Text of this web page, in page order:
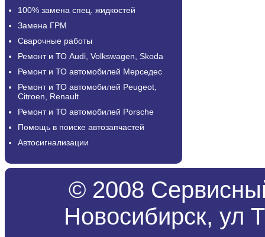
100% замена спец. жидкостей
Замена ГРМ
Сварочные работы
Ремонт и ТО Audi, Volkswagen, Skoda
Ремонт и ТО автомобилей Мерседес
Ремонт и ТО автомобилей Peugeot,
Citroen, Renault
Ремонт и ТО автомобилей Porsche
Помощь в поиске автозапчастей
Автосигнализации
© 2008
Новосибирск, ул